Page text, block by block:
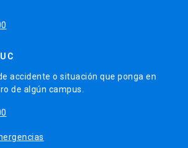
accidente o situación que ponga en
de algún campus.